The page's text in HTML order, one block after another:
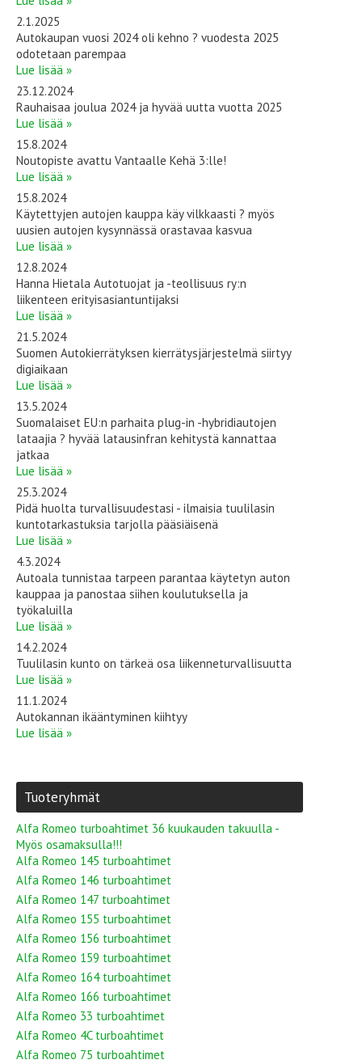
2.1.2025
Autokaupan vuosi 2024 oli kehno ? vuodesta 2025
odotetaan parempaa
Lue lisää »
23.12.2024
Rauhaisaa joulua 2024 ja hyvää uutta vuotta 2025
Lue lisää »
15.8.2024
Noutopiste avattu Vantaalle Kehä 3:lle!
Lue lisää »
15.8.2024
Käytettyjen autojen kauppa käy vilkkaasti ? myös
uusien autojen kysynnässä orastavaa kasvua
Lue lisää »
12.8.2024
Hanna Hietala Autotuojat ja -teollisuus ry:n
liikenteen erityisasiantuntijaksi
Lue lisää »
21.5.2024
Suomen Autokierrätyksen kierrätysjärjestelmä siirtyy
digiaikaan
Lue lisää »
13.5.2024
Suomalaiset EU:n parhaita plug-in -hybridiautojen
lataajia ? hyvää latausinfran kehitystä kannattaa
jatkaa
Lue lisää »
25.3.2024
Pidä huolta turvallisuudestasi - ilmaisia tuulilasin
kuntotarkastuksia tarjolla pääsiäisenä
Lue lisää »
4.3.2024
Autoala tunnistaa tarpeen parantaa käytetyn auton
kauppaa ja panostaa siihen koulutuksella ja
työkaluilla
Lue lisää »
14.2.2024
Tuulilasin kunto on tärkeä osa liikenneturvallisuutta
Lue lisää »
11.1.2024
Autokannan ikääntyminen kiihtyy
Lue lisää »
Tuoteryhmät
Alfa Romeo turboahtimet 36 kuukauden takuulla -
Myös osamaksulla!!!
Alfa Romeo 145 turboahtimet
Alfa Romeo 146 turboahtimet
Alfa Romeo 147 turboahtimet
Alfa Romeo 155 turboahtimet
Alfa Romeo 156 turboahtimet
Alfa Romeo 159 turboahtimet
Alfa Romeo 164 turboahtimet
Alfa Romeo 166 turboahtimet
Alfa Romeo 33 turboahtimet
Alfa Romeo 4C turboahtimet
Alfa Romeo 75 turboahtimet